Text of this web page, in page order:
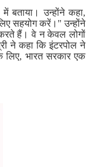
बताया। उन्होंने कहा,
सहयोग करें।" उन्होंने
करते हैं। वे न केवल लोगों
ने कहा कि इंटरपोल ने
लिए, भारत सरकार एक